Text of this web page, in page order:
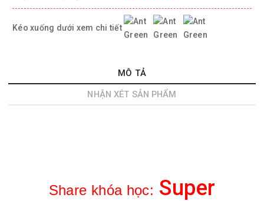
Kéo xuống dưới xem chi tiết
MÔ TẢ
NHẬN XÉT SẢN PHẨM
Share khóa học: Super